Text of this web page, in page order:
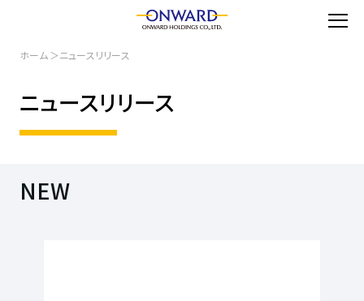
ホーム ニュースリリース
ニュースリリース
NEW